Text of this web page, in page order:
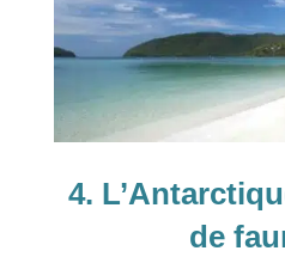
4.
de